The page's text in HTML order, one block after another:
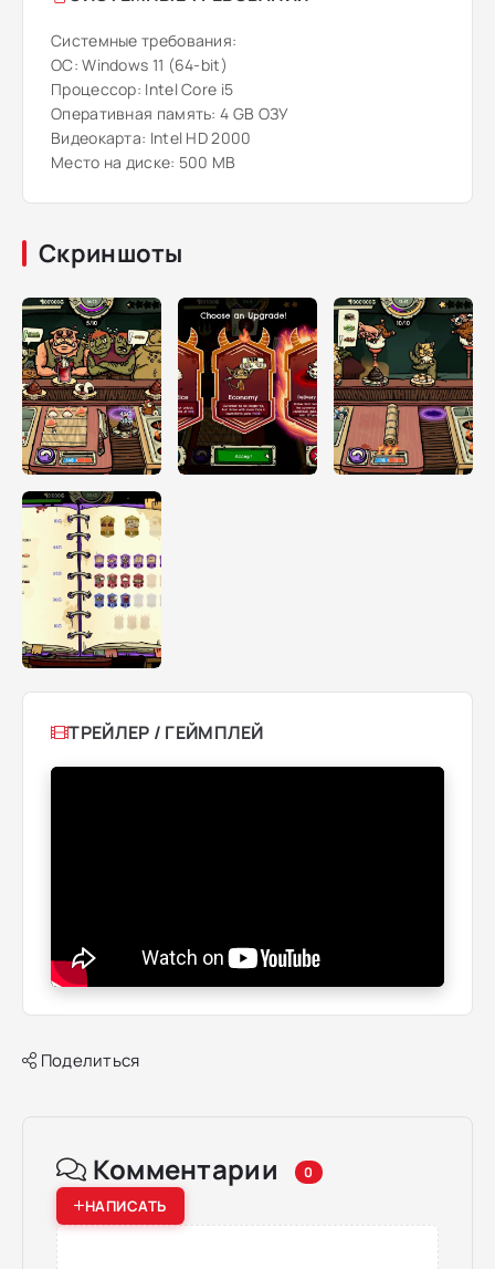
Системные требования:
ОС: Windows 11 (64-bit)
Процессор: Intel Core i5
Оперативная память: 4 GB ОЗУ
Видеокарта: Intel HD 2000
Место на диске: 500 MB
Скриншоты
ТРЕЙЛЕР / ГЕЙМПЛЕЙ
Поделиться
Комментарии 0
НАПИСАТЬ